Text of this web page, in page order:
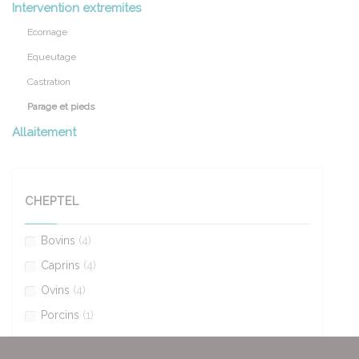
Intervention extremites
Ecornage
Equeutage
Castration
Parage et pieds
Allaitement
CHEPTEL
Bovins (4)
Caprins (4)
Ovins (4)
Porcins (1)